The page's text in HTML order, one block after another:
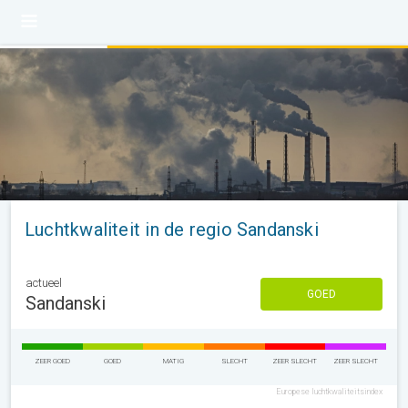
Luchtkwaliteit in de regio Sandanski
actueel
Sandanski GOED
ZEER GOED GOED MATIG SLECHT ZEER SLECHT ZEER SLECHT
Europese luchtkwaliteitsindex